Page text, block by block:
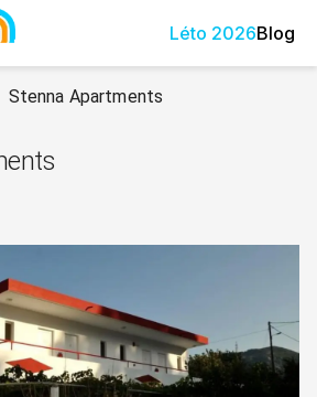
Léto 2026Blog
Stenna Apartments